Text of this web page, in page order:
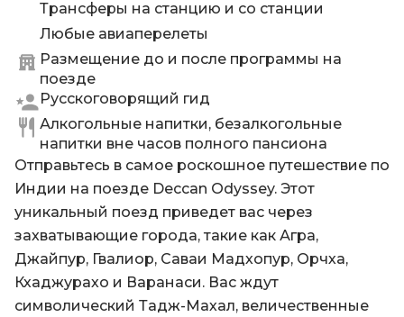
ремесел.
В 19.30 вы вернетесь на борт Deccan Odyssey,
где в 20.00 Вас будет ждать ужин, а поезд
уже держит путь в Агру, где Вам предстоит
встреча с главной достопримечательностью
и символом Индии – Тадж-Махалом.
Могольскими украшениями и совершить
В 19.00 вы вернетесь на борт Deccan Odyssey,
где вас будет ждать ужин, а поезд тем
временем отправится в Варанаси – самый
святой город Индии.
Трансферы на станцию и со станции
Любые авиаперелеты
Размещение до и после программы на
поезде
Русскоговорящий гид
Алкогольные напитки, безалкогольные
напитки вне часов полного пансиона
Отправьтесь в самое роскошное путешествие по
Индии на поезде Deccan Odyssey. Этот
уникальный поезд приведет вас через
захватывающие города, такие как Агра,
Джайпур, Гвалиор, Саваи Мадхопур, Орчха,
Кхаджурахо и Варанаси. Вас ждут
символический Тадж-Махал, величественные